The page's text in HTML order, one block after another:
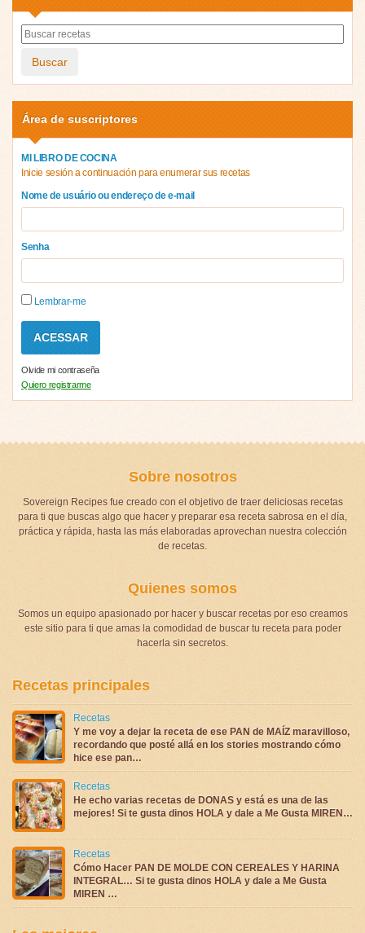
Buscar
Área de suscriptores
MI LIBRO DE COCINA
Inicie sesión a continuación para enumerar sus recetas
Nome de usuário ou endereço de e-mail
Senha
Lembrar-me
Olvide mi contraseña
Quiero registrarme
Sobre nosotros
Sovereign Recipes fue creado con el objetivo de traer deliciosas recetas
para ti que buscas algo que hacer y preparar esa receta sabrosa en el día,
práctica y rápida, hasta las más elaboradas aprovechan nuestra colección
de recetas.
Quienes somos
Somos un equipo apasionado por hacer y buscar recetas por eso creamos
este sitio para ti que amas la comodidad de buscar tu receta para poder
hacerla sin secretos.
Recetas principales
Recetas
Y me voy a dejar la receta de ese PAN de MAÍZ maravilloso,
recordando que posté allá en los stories mostrando cómo
hice ese pan…
Recetas
He echo varias recetas de DONAS y está es una de las
mejores! Si te gusta dinos HOLA y dale a Me Gusta MIREN…
Recetas
Cómo Hacer PAN DE MOLDE CON CEREALES Y HARINA
INTEGRAL… Si te gusta dinos HOLA y dale a Me Gusta
MIREN …